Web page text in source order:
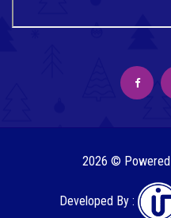
2026 © Powered
Developed By :